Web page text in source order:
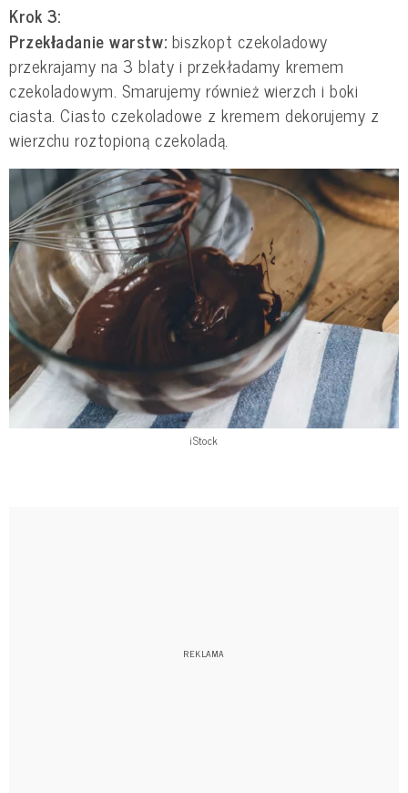
Krok 3:
Przekładanie warstw: biszkopt czekoladowy
przekrajamy na 3 blaty i przekładamy kremem
czekoladowym. Smarujemy również wierzch i boki
ciasta. Ciasto czekoladowe z kremem dekorujemy z
wierzchu roztopioną czekoladą.
iStock